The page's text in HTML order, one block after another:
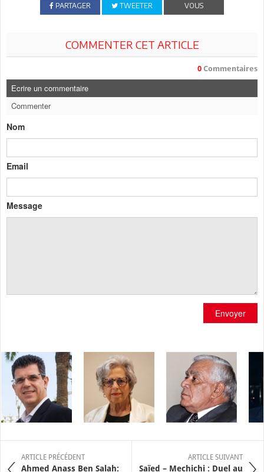
PARTAGER TWEETER
VOUS
COMMENTER CET ARTICLE
0 Commentaires
Ecrire un commentaire
Commenter
Nom
Email
Message
Envoyer
ARTICLE PRÉCÉDENT
Ahmed Anass Ben Salah:
ARTICLE SUIVANT
Saïed – Mechichi : Duel au